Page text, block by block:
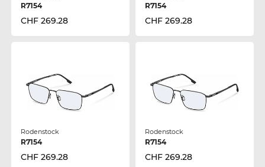
R7154
CHF 269.28
R7154
CHF 269.28
Rodenstock
R7154
CHF 269.28
Rodenstock
R7154
CHF 269.28